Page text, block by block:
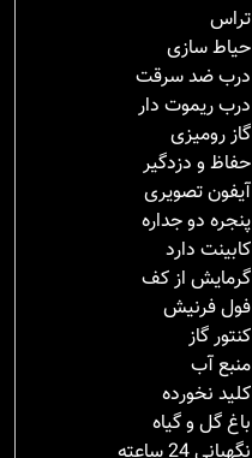
تراس
حیاط سازی
درب ضد سرقت
درب ریموت دار
گاز رومیزی
حفاظ و دزدگیر
آیفون تصویری
پنجره دو جداره
کابینت دارد
گرمایش از کف
فول فرنیش
کنتور گاز
منبع آب
کلید نخورده
باغ گل و گیاه